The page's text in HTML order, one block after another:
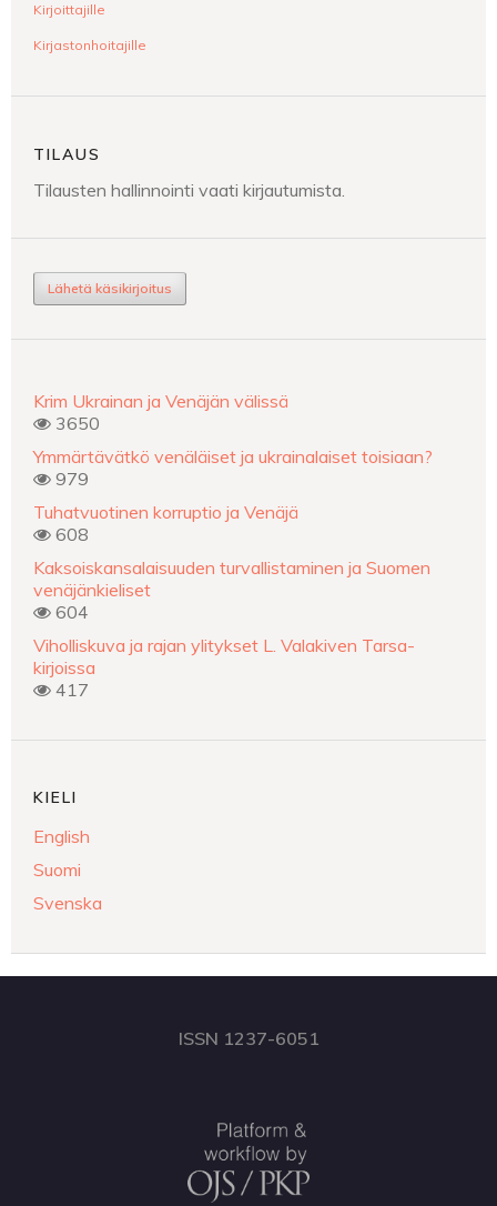
Kirjoittajille
Kirjastonhoitajille
TILAUS
Tilausten hallinnointi vaati kirjautumista.
Lähetä käsikirjoitus
Krim Ukrainan ja Venäjän välissä
3650
Ymmärtävätkö venäläiset ja ukrainalaiset toisiaan?
979
Tuhatvuotinen korruptio ja Venäjä
608
Kaksoiskansalaisuuden turvallistaminen ja Suomen
venäjänkieliset
604
Viholliskuva ja rajan ylitykset L. Valakiven Tarsa-
kirjoissa
417
KIELI
English
Suomi
Svenska
ISSN 1237-6051